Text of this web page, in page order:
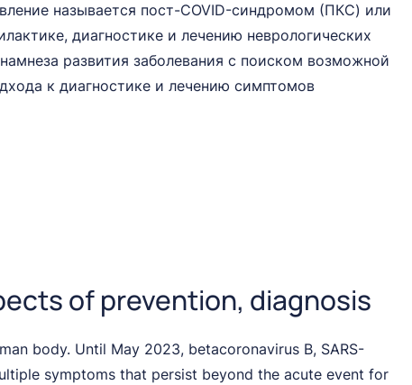
называется пост-COVID-синдромом (ПКC) или
диагностике и лечению неврологических
развития заболевания с поиском возможной
к диагностике и лечению симптомов
of prevention, diagnosis
body. Until May 2023, betacoronavirus B, SARS-
symptoms that persist beyond the acute event for